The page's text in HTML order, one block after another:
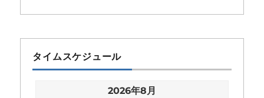
タイムスケジュール
2026年8月